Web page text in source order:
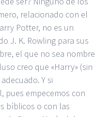
relacionado con el
Potter, no es un
J. K. Rowling para sus
el que no sea nombre
creo que «Harry» (sin
Y si
pues empecemos con
bíblicos o con las